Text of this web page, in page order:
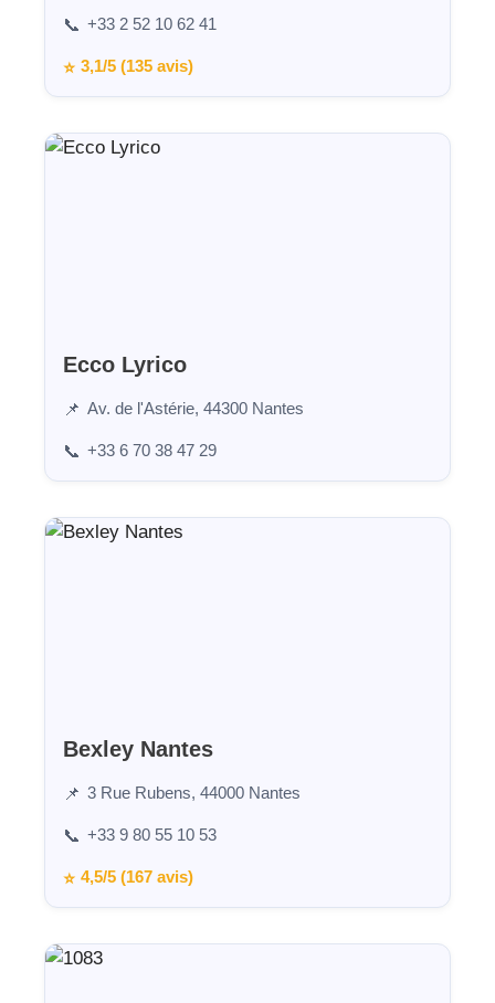
📞 +33 2 52 10 62 41
⭐ 3,1/5 (135 avis)
Ecco Lyrico
📌 Av. de l'Astérie, 44300 Nantes
📞 +33 6 70 38 47 29
Bexley Nantes
📌 3 Rue Rubens, 44000 Nantes
📞 +33 9 80 55 10 53
⭐ 4,5/5 (167 avis)